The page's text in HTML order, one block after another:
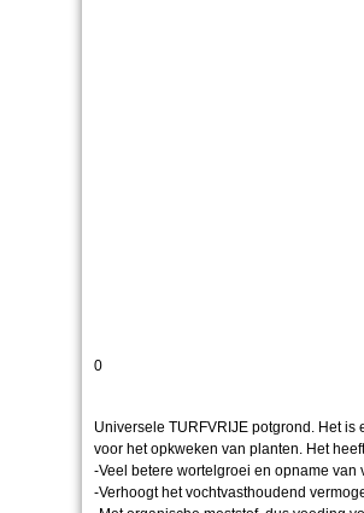
0
Universele TURFVRIJE potgrond. Het
voor het opkweken van planten. Het
-Veel betere wortelgroei en opname
-Verhoogt het vochtvasthoudend